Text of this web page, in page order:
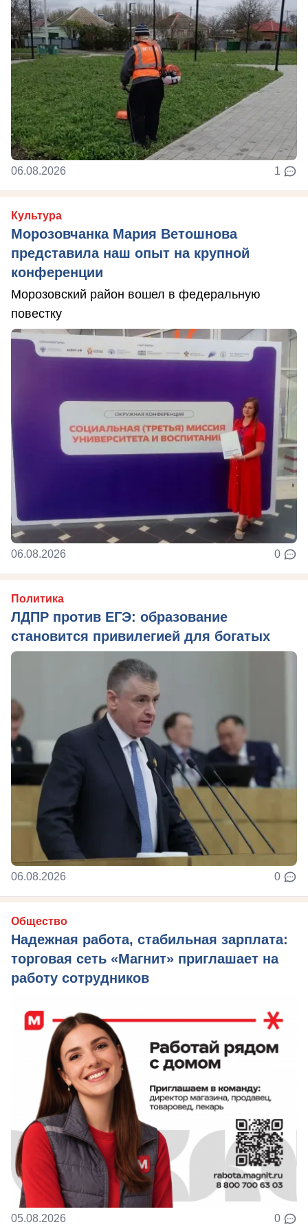
06.08.2026 1
Культура
Морозовчанка Мария Ветошнова
представила наш опыт на крупной
конференции
Морозовский район вошел в федеральную
повестку
06.08.2026 0
Политика
ЛДПР против ЕГЭ: образование
становится привилегией для богатых
06.08.2026 0
Общество
Надежная работа, стабильная зарплата:
торговая сеть «Магнит» приглашает на
работу сотрудников
05.08.2026 0